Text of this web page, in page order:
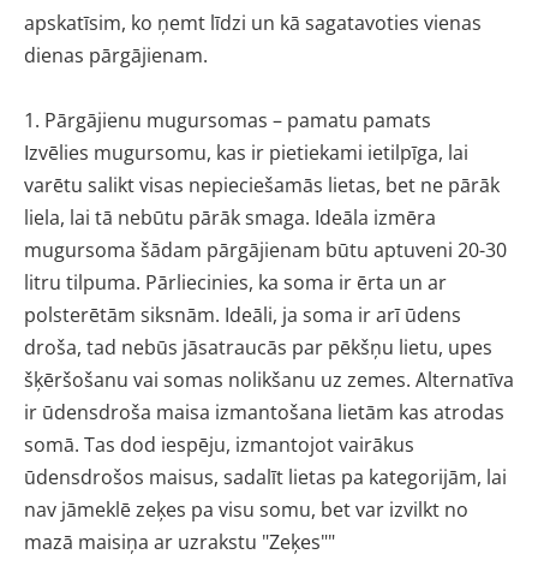
apskatīsim, ko ņemt līdzi un kā sagatavoties vienas
dienas pārgājienam.
1. Pārgājienu mugursomas – pamatu pamats
Izvēlies mugursomu, kas ir pietiekami ietilpīga, lai
varētu salikt visas nepieciešamās lietas, bet ne pārāk
liela, lai tā nebūtu pārāk smaga. Ideāla izmēra
mugursoma šādam pārgājienam būtu aptuveni 20-30
litru tilpuma. Pārliecinies, ka soma ir ērta un ar
polsterētām siksnām. Ideāli, ja soma ir arī ūdens
droša, tad nebūs jāsatraucās par pēkšņu lietu, upes
šķēršošanu vai somas nolikšanu uz zemes. Alternatīva
ir ūdensdroša maisa izmantošana lietām kas atrodas
somā. Tas dod iespēju, izmantojot vairākus
ūdensdrošos maisus, sadalīt lietas pa kategorijām, lai
nav jāmeklē zeķes pa visu somu, bet var izvilkt no
mazā maisiņa ar uzrakstu "Zeķes""